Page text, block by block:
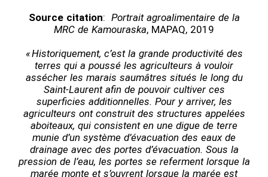
Source citation: Portrait agroalimentaire de la
MRC de Kamouraska, MAPAQ, 2019
« Historiquement, c’est la grande productivité des
terres qui a poussé les agriculteurs à vouloir
assécher les marais saumâtres situés le long du
Saint-Laurent afin de pouvoir cultiver ces
superficies additionnelles. Pour y arriver, les
agriculteurs ont construit des structures appelées
aboiteaux, qui consistent en une digue de terre
munie d’un système d’évacuation des eaux de
drainage avec des portes d’évacuation. Sous la
pression de l’eau, les portes se referment lorsque la
marée monte et s’ouvrent lorsque la marée est